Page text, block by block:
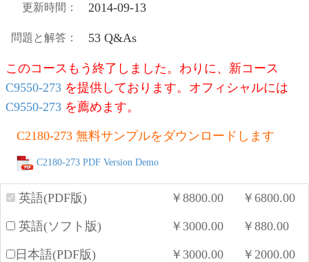
更新時間： 2014-09-13
問題と解答： 53 Q&As
このコースもう終了しました。わりに、新コース
C9550-273 を提供しております。オフィシャルには
C9550-273 を薦めます。
C2180-273 無料サンプルをダウンロードします
C2180-273 PDF Version Demo
英語(PDF版) ￥ 8800.00 ￥ 6800.00
英語(ソフト版) ￥ 3000.00 ￥ 880.00
日本語(PDF版) ￥ 3000.00 ￥ 2000.00